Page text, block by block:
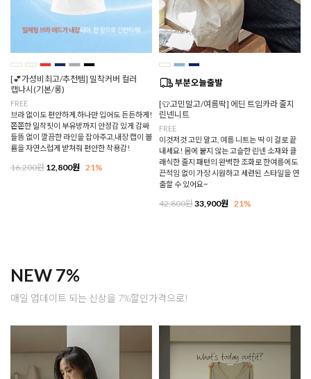
[💕가성비최고/추천템] 밀착커버 컬러
캡나시(기본/롱)
FREE
브라 없이도 편안하게,하나만 입어도 든든하게!
쫀쫀한 밀착핏이 부유방까지 안정감 있게 감싸
들뜸 없이 깔끔한 라인을 잡아주고,내장 캡이 볼
륨을 자연스럽게 받쳐줘 편안한 착용감!
16,200원 12,800원 21%
[👕고민말고/여름딱] 에딘 트임카라 줄지
린넨니트
FREE
이것저것 고민 말고, 여름 니트는 딱 이 걸로 끝
내세요! 몸에 붙지 않는 고슬한 린넨 소재와 클
래식한 줄지 패턴의 완벽한 조화로 한여름에도
끈적임 없이 가장 시원하고 세련된 스타일을 연
출할 수 있어요~
42,800원33,900원 21%
NEW 7%
매일 업데이트 되는 신상을 7%할인가격으로!